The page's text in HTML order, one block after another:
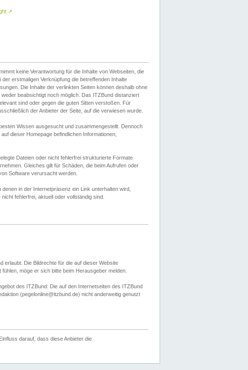
↗
keine Verantwortung für die Inhalte von Webseiten, die
erstmaligen Verknüpfung die betreffenden Inhalte
Die Inhalte der verlinkten Seiten können deshalb ohne
beabsichtigt noch möglich. Das ITZBund distanziert
sind oder gegen die guten Sitten verstoßen. Für
der Anbieter der Seite, auf die verwiesen wurde.
Wissen ausgesucht und zusammengestellt. Dennoch
dieser Homepage befindlichen Informationen,
Dateien oder nicht fehlerfrei strukturierte Formate
Gleiches gilt für Schäden, die beim Aufrufen oder
Software verursacht werden.
in der Internetpräsenz ein Link unterhalten wird,
fehlerfrei, aktuell oder vollständig sind.
erlaubt. Die Bildrechte für die auf dieser Website
möge er sich bitte beim Herausgeber melden.
des ITZBund: Die auf den Internetseiten des ITZBund
(pegelonline@itzbund.de) nicht anderweitig genutzt
darauf, dass diese Anbieter die